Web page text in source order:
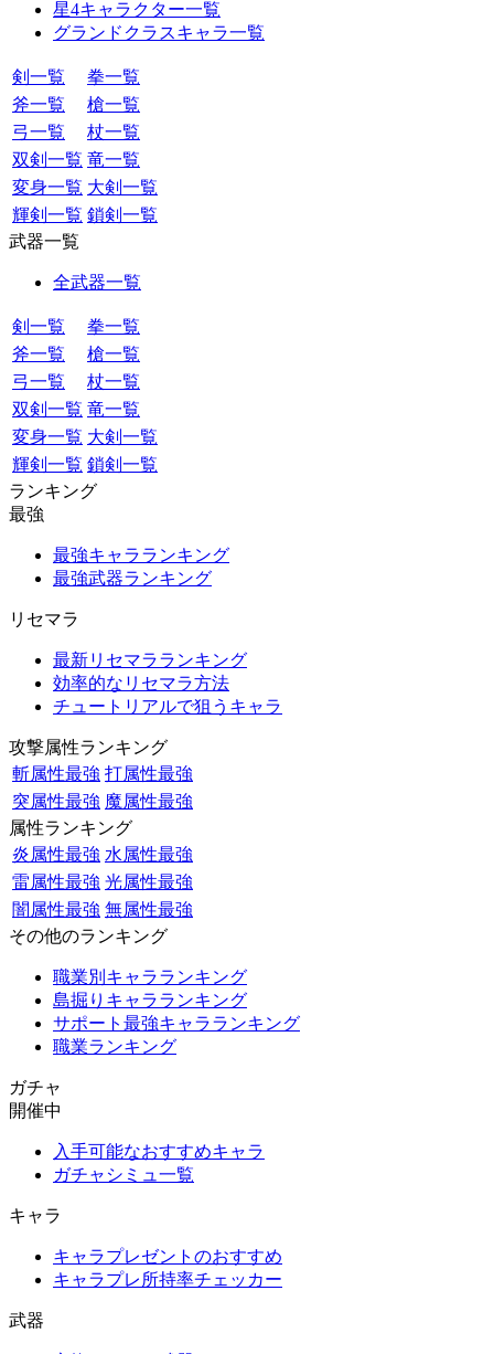
星4キャラクター一覧
グランドクラスキャラ一覧
剣一覧
拳一覧
斧一覧
槍一覧
弓一覧
杖一覧
双剣一覧 竜一覧
変身一覧 大剣一覧
輝剣一覧 鎖剣一覧
武器一覧
全武器一覧
剣一覧
拳一覧
斧一覧
槍一覧
弓一覧
杖一覧
双剣一覧 竜一覧
変身一覧 大剣一覧
輝剣一覧 鎖剣一覧
ランキング
最強
最強キャラランキング
最強武器ランキング
リセマラ
最新リセマラランキング
効率的なリセマラ方法
チュートリアルで狙うキャラ
攻撃属性ランキング
斬属性最強 打属性最強
突属性最強 魔属性最強
属性ランキング
炎属性最強 水属性最強
雷属性最強 光属性最強
闇属性最強 無属性最強
その他のランキング
職業別キャラランキング
島掘りキャラランキング
サポート最強キャラランキング
職業ランキング
ガチャ
開催中
入手可能なおすすめキャラ
ガチャシミュ一覧
キャラ
キャラプレゼントのおすすめ
キャラプレ所持率チェッカー
武器